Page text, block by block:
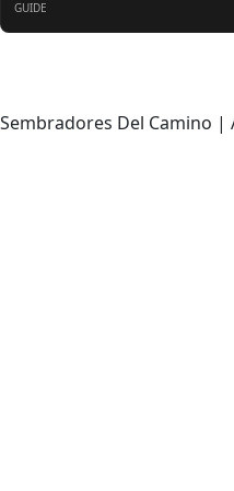
GUIDE
Sembradores Del Camino